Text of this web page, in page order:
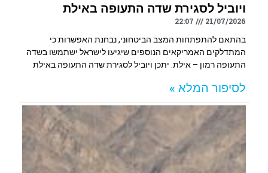
ויוביל לסגירת שדה התעופה באילת
21/07/2026
בהתאם להתפתחות המצב הביטחוני, נבחנת האפשרות כי
המתדלקים האמריקאים הנוספים שיגיעו לישראל ישתמשו בשדה
התעופה רמון – אילת. יתכן ויוביל לסגירת שדה התעופה באילת
לסיפור המלא »